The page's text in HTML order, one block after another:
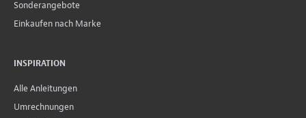
Sonderangebote
Einkaufen nach Marke
INSPIRATION
Alle Anleitungen
Umrechnungen